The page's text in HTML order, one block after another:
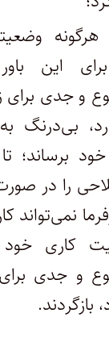
هرگونه
این
و جدی برای
بی‌درنگ
برساند؛
را در
نمی‌تواند
کاری
و جدی
بازگردند.